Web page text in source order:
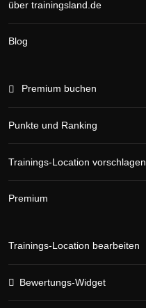
über trainingsland.de
Blog
Premium buchen
Punkte und Ranking
Trainings-Location vorschlagen
Premium
Trainings-Location bearbeiten
Bewertungs-Widget